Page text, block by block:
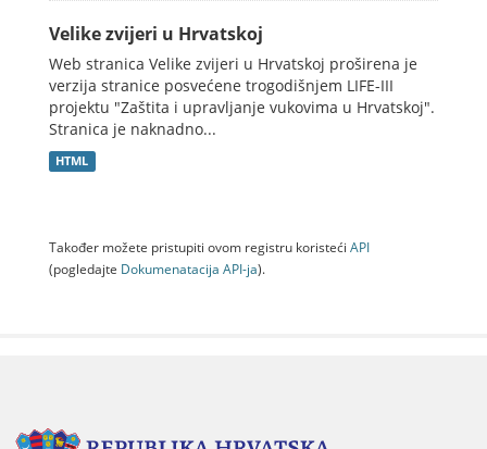
Velike zvijeri u Hrvatskoj
Web stranica Velike zvijeri u Hrvatskoj proširena je
verzija stranice posvećene trogodišnjem LIFE-III
projektu "Zaštita i upravljanje vukovima u Hrvatskoj".
Stranica je naknadno...
HTML
Također možete pristupiti ovom registru koristeći API
(pogledajte Dokumenаtаcijа API-jа).